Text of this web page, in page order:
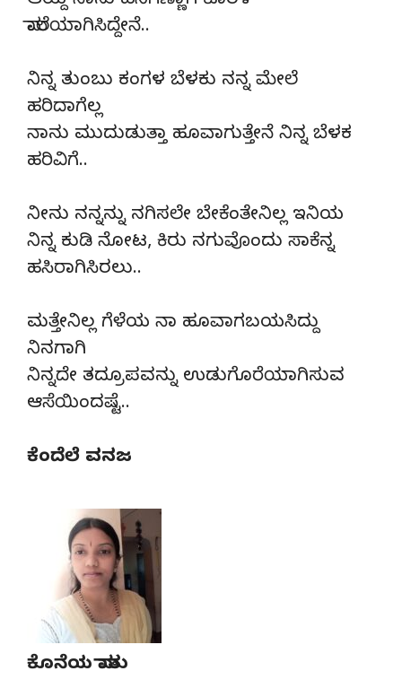
ಮಾಲೆಯಾಗಿಸಿದ್ದೇನೆ..
ನಿನ್ನ ತುಂಬು ಕಂಗಳ ಬೆಳಕು ನನ್ನ ಮೇಲೆ
ಹರಿದಾಗೆಲ್ಲ
ನಾನು ಮುದುಡುತ್ತಾ ಹೂವಾಗುತ್ತೇನೆ ನಿನ್ನ ಬೆಳಕ
ಹರಿವಿಗೆ..
ನೀನು ನನ್ನನ್ನು ನಗಿಸಲೇ ಬೇಕೆಂತೇನಿಲ್ಲ ಇನಿಯ
ನಿನ್ನ ಕುಡಿ ನೋಟ, ಕಿರು ನಗುವೊಂದು ಸಾಕೆನ್ನ
ಹಸಿರಾಗಿಸಿರಲು..
ಮತ್ತೇನಿಲ್ಲ ಗೆಳೆಯ ನಾ ಹೂವಾಗಬಯಸಿದ್ದು
ನಿನಗಾಗಿ
ನಿನ್ನದೇ ತದ್ರೂಪವನ್ನು ಉಡುಗೊರೆಯಾಗಿಸುವ
ಆಸೆಯಿಂದಷ್ಟೆ..
ಕೆಂದೆಲೆ ವನಜ
ಕೊನೆಯ ಮಾತು